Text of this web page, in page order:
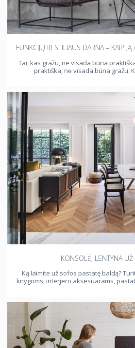
FUNKCIJŲ IR STILIAUS DARNA – KAIP JĄ
Tai, kas gražu, ne visada būna
praktiška, ne visada būna gražu.
KONSOLĖ, LENTYNA UŽ
Ką laimite už sofos pastatę baldą?
knygoms, interjero aksesuarams,